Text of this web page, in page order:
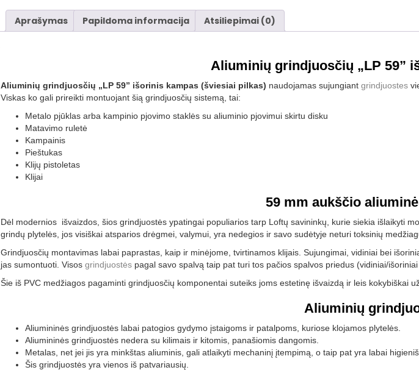
Aprašymas Papildoma informacija Atsiliepimai (0)
Aliuminių grindjuosčių „LP 59”
Aliuminių grindjuosčių „LP 59” išorinis kampas (šviesiai pilkas) naudojamas sujungiant grindjuostes
Viskas ko gali prireikti montuojant šią grindjuosčių sistemą, tai:
Metalo pjūklas arba kampinio pjovimo staklės su aliuminio pjovimui skirtu disku
Matavimo ruletė
Kampainis
Pieštukas
Klijų pistoletas
Klijai
59 mm aukščio
Dėl modernios išvaizdos, šios grindjuostės ypatingai populiarios tarp Loftų savininkų, kurie siekia išlaikyti
grindų plytelės, jos visiškai atsparios drėgmei, valymui, yra nedegios ir savo sudėtyje neturi toksinių
Grindjuosčių montavimas labai paprastas, kaip ir minėjome, tvirtinamos klijais. Sujungimai, vidiniai bei
jas sumontuoti. Visos grindjuostės pagal savo spalvą taip pat turi tos pačios spalvos priedus (vidiniai/
Šie iš PVC medžiagos pagaminti grindjuosčių komponentai suteiks joms estetinę išvaizdą ir leis kokybiškai
Aliuminių
Aliumininės grindjuostės labai patogios gydymo įstaigoms ir patalpoms, kuriose klojamos plytelės.
Aliumininės grindjuostės nedera su kilimais ir kitomis, panašiomis dangomis.
Metalas, net jei jis yra minkštas aliuminis, gali atlaikyti mechaninį įtempimą, o taip pat yra labai
Šis grindjuostės yra vienos iš patvariausių.